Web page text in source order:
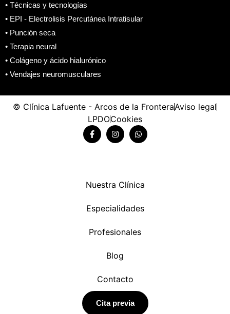
• Técnicas y tecnologías
• EPI - Electrolisis Percutánea Intratisular
• Punción seca
• Terapia neural
• Colágeno y ácido hialurónico
• Vendajes neuromusculares
© Clínica Lafuente - Arcos de la FronteraAviso legal
LPDOCookies
Nuestra Clínica
Especialidades
Profesionales
Blog
Contacto
Cita previa